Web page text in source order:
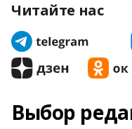
Читайте нас
Выбор